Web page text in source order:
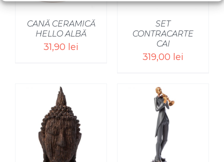
CANĂ CERAMICĂ
HELLO ALBĂ
31,90 lei
SET
CONTRACARTE
CAI
319,00 lei